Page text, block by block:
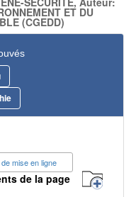
ET DU
(CGEDD)
mise en ligne
de la page